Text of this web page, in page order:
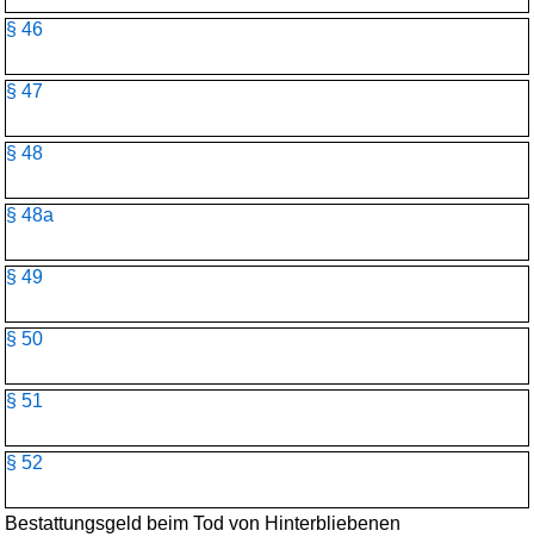
§ 46
§ 47
§ 48
§ 48a
§ 49
§ 50
§ 51
§ 52
Bestattungsgeld beim Tod von Hinterbliebenen